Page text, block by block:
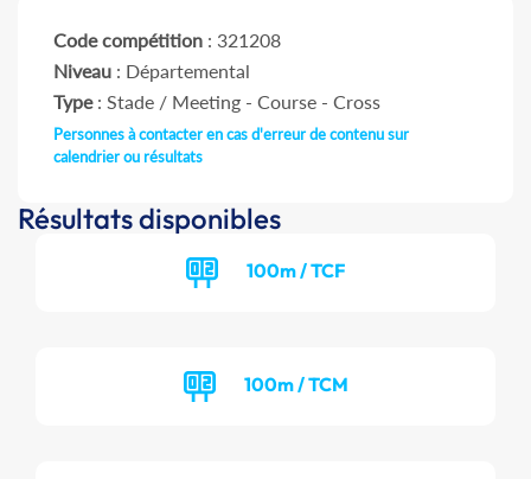
Code compétition : 321208
Niveau : Départemental
Type: Stade / Meeting - Course - Cross
Personnes à contacter en cas d'erreur de contenu sur
calendrier ou résultats
Résultats disponibles
100m / TCF
100m / TCM